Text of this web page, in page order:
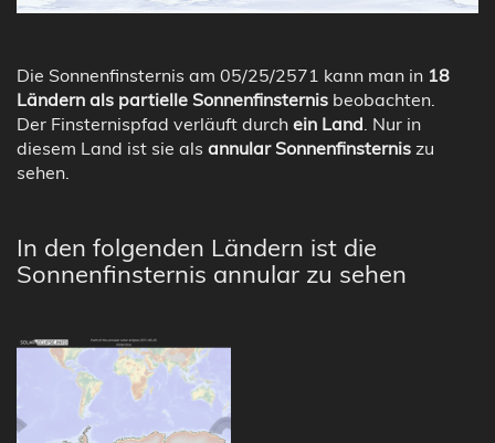
Die Sonnenfinsternis am 05/25/2571 kann man in 18
Ländern als partielle Sonnenfinsternis beobachten.
Der Finsternispfad verläuft durch ein Land . Nur in
diesem Land ist sie als annular Sonnenfinsternis zu
sehen.
In den folgenden Ländern ist die
Sonnenfinsternis annular zu sehen